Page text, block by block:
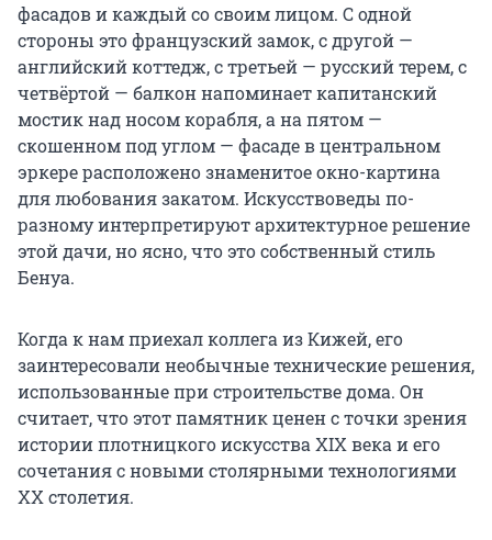
фасадов и каждый со своим лицом. С одной
стороны это французский замок, с другой —
английский коттедж, с третьей — русский терем, с
четвёртой — балкон напоминает капитанский
мостик над носом корабля, а на пятом —
скошенном под углом — фасаде в центральном
эркере расположено знаменитое окно-картина
для любования закатом. Искусствоведы по-
разному интерпретируют архитектурное решение
этой дачи, но ясно, что это собственный стиль
Бенуа.
Когда к нам приехал коллега из Кижей, его
заинтересовали необычные технические решения,
использованные при строительстве дома. Он
считает, что этот памятник ценен с точки зрения
истории плотницкого искусства XIX века и его
сочетания с новыми столярными технологиями
XX столетия.